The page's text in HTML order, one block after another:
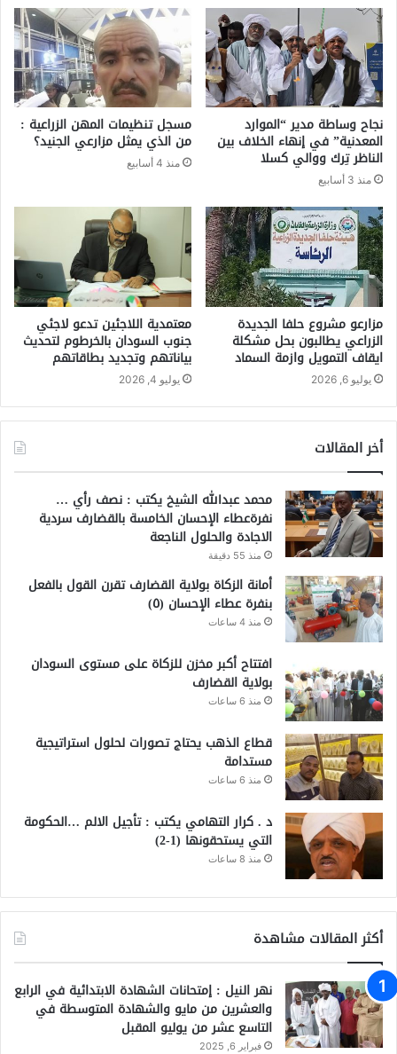
نجاح وساطة مدير “الموارد
المعدنية” في إنهاء الخلاف بين
الناظر تِرك ووالي كسلا
منذ 3 أسابيع
مسجل تنظيمات المهن الزراعية :
من الذي يمثل مزارعي الجنيد؟
منذ 4 أسابيع
مزارعو مشروع حلفا الجديدة
الزراعي يطالبون بحل مشكلة
ايقاف التمويل وازمة السماد
يوليو 6, 2026
معتمدية اللاجئين تدعو لاجئي
جنوب السودان بالخرطوم لتحديث
بياناتهم وتجديد بطاقاتهم
يوليو 4, 2026
أخر المقالات
محمد عبدالله الشيخ يكتب : نصف رأي …
نفرةعطاء الإحسان الخامسة بالقضارف سردية
الاجادة والحلول الناجعة
منذ 55 دقيقة
أمانة الزكاة بولاية القضارف تقرن القول بالفعل
بنفرة عطاء الإحسان (٥)
منذ 4 ساعات
افتتاح أكبر مخزن للزكاة على مستوى السودان
بولاية القضارف
منذ 6 ساعات
قطاع الذهب يحتاج تصورات لحلول استراتيجية
مستدامة
منذ 6 ساعات
د . كرار التهامي يكتب : تأجيل الالم …الحكومة
التي يستحقونها (1-2)
منذ 8 ساعات
أكثر المقالات مشاهدة
نهر النيل : إمتحانات الشهادة الابتدائية في الرابع
والعشرين من مايو والشهادة المتوسطة في
التاسع عشر من يوليو المقبل
فبراير 6, 2025